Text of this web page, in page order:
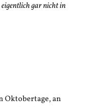
gar nicht in
Oktobertage, an